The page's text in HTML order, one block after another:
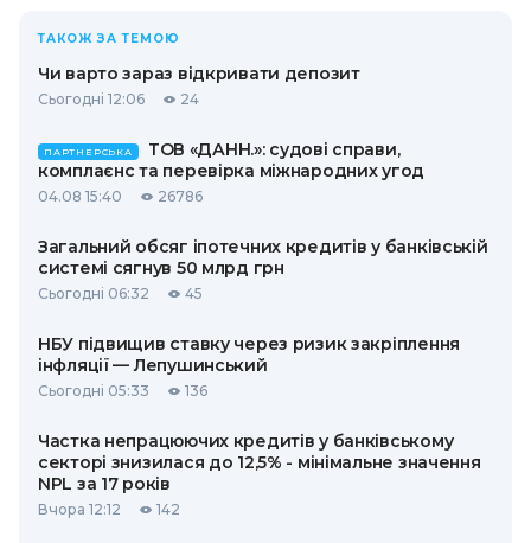
ТАКОЖ ЗА ТЕМОЮ
Чи варто зараз відкривати депозит
Сьогодні 12:06 24
ПАРТНЕРСЬКА
ТОВ «ДАНН.»: судові справи,
комплаєнс та перевірка міжнародних угод
04.08 15:40 26786
Загальний обсяг іпотечних кредитів у банківській
системі сягнув 50 млрд грн
Сьогодні 06:32 45
НБУ підвищив ставку через ризик закріплення
інфляції — Лепушинський
Сьогодні 05:33 136
Частка непрацюючих кредитів у банківському
секторі знизилася до 12,5% - мінімальне значення
NPL за 17 років
Вчора 12:12 142